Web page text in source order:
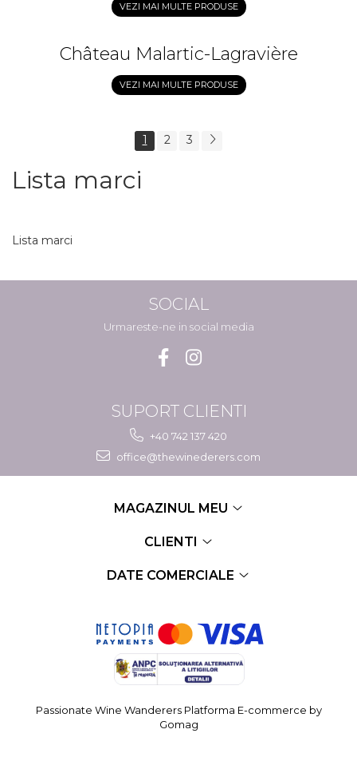
VEZI MAI MULTE PRODUSE
Château Malartic-Lagravière
VEZI MAI MULTE PRODUSE
1 2 3
Lista marci
Lista marci
SOCIAL
Urmareste-ne in social media
SUPORT CLIENTI
+40 742 137 420
office@thewinederers.com
MAGAZINUL MEU
CLIENTI
DATE COMERCIALE
Passionate Wine Wanderers Platforma E-commerce by
Gomag